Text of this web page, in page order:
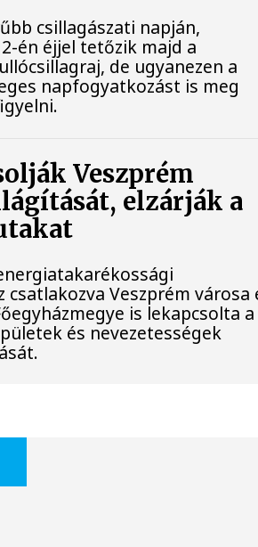
csillagászati napján,
én éjjel tetőzik majd a
de ugyanezen a
napfogyatkozást is meg
Veszprém
elzárják a
csatlakozva Veszprém városa
is lekapcsolta a
és nevezetességek